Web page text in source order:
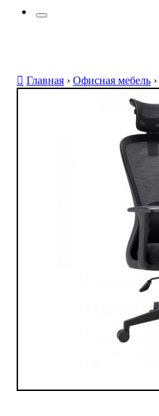
Главная › Офисная мебель ›